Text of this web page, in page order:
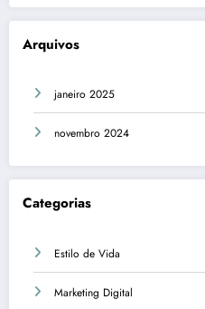
Arquivos
janeiro 2025
novembro 2024
Categorias
Estilo de Vida
Marketing Digital